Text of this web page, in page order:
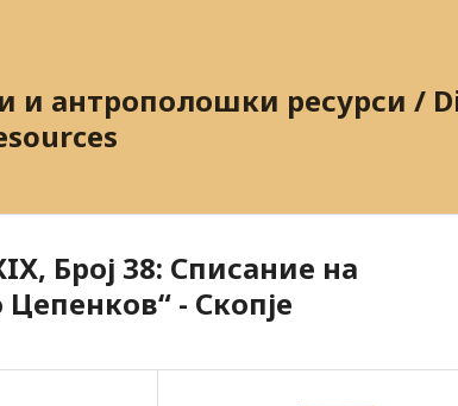
и антрополошки ресурси /
Број 38: Списание на
- Скопје